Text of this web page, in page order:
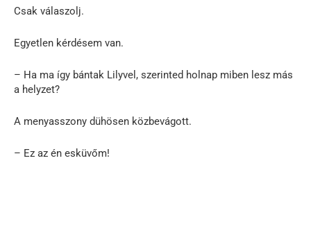
Csak válaszolj.
Egyetlen kérdésem van.
– Ha ma így bántak Lilyvel, szerinted holnap miben lesz más
a helyzet?
A menyasszony dühösen közbevágott.
– Ez az én esküvőm!